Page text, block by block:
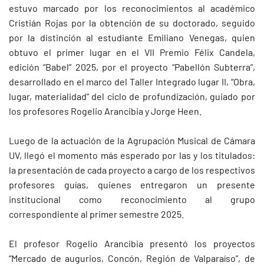
estuvo marcado por los reconocimientos al académico
Cristián Rojas por la obtención de su doctorado, seguido
por la distinción al estudiante Emiliano Venegas, quien
obtuvo el primer lugar en el VII Premio Félix Candela,
edición “Babel” 2025, por el proyecto “Pabellón Subterra”,
desarrollado en el marco del Taller Integrado lugar II, “Obra,
lugar, materialidad” del ciclo de profundización, guiado por
los profesores Rogelio Arancibia y Jorge Heen.
Luego de la actuación de la Agrupación Musical de Cámara
UV, llegó el momento más esperado por las y los titulados:
la presentación de cada proyecto a cargo de los respectivos
profesores guías, quienes entregaron un presente
institucional como reconocimiento al grupo
correspondiente al primer semestre 2025.
El profesor Rogelio Arancibia presentó los proyectos
“Mercado de augurios, Concón, Región de Valparaíso”, de